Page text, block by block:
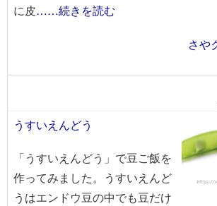
に皮……続きを読む
さや
うすいえんどう
「うすいえんどう」で豆ご飯を
作ってみました。うすいえんど
うはエンドウ豆の中でも豆だけ